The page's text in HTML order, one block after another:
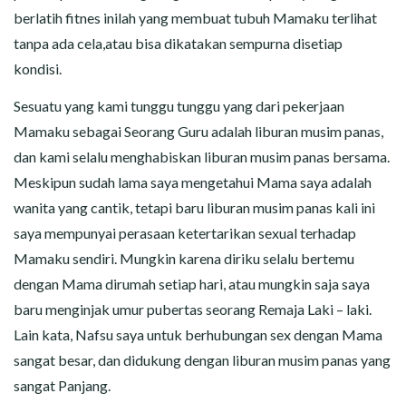
berlatih fitnes inilah yang membuat tubuh Mamaku terlihat
tanpa ada cela,atau bisa dikatakan sempurna disetiap
kondisi.
Sesuatu yang kami tunggu tunggu yang dari pekerjaan
Mamaku sebagai Seorang Guru adalah liburan musim panas,
dan kami selalu menghabiskan liburan musim panas bersama.
Meskipun sudah lama saya mengetahui Mama saya adalah
wanita yang cantik, tetapi baru liburan musim panas kali ini
saya mempunyai perasaan ketertarikan sexual terhadap
Mamaku sendiri. Mungkin karena diriku selalu bertemu
dengan Mama dirumah setiap hari, atau mungkin saja saya
baru menginjak umur pubertas seorang Remaja Laki – laki.
Lain kata, Nafsu saya untuk berhubungan sex dengan Mama
sangat besar, dan didukung dengan liburan musim panas yang
sangat Panjang.